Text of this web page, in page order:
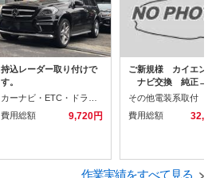
持込レーダー取り付けで
す。
費用総額
9,720円
ご新規様 カイエ
ナビ交換 純正→
ソニックナビ＆バッ
その他電装系取付
費用総額
作業実績をすべて見る